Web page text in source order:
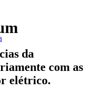
da
com as
elétrico.